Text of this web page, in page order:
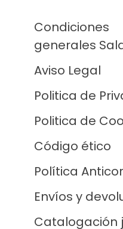
Condiciones
generales
Aviso Legal
Politica de
Politica de
Código ético
Política
Envíos y
Catalogación